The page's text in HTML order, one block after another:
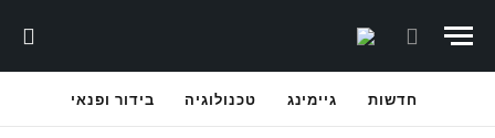
חדשות גיימינג טכנולוגיה בידור ופנאי